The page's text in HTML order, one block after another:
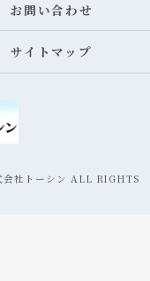
お問い合わせ
サイトマップ
会社トーシン ALL RIGHTS